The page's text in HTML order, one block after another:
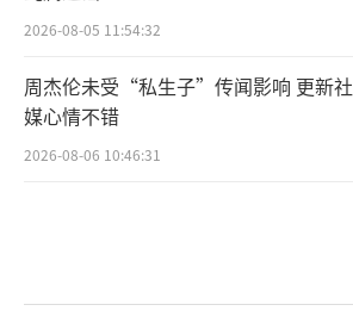
2026-08-05 11:54:32
周杰伦未受“私生子”传闻影响 更新社
媒心情不错
2026-08-06 10:46:31